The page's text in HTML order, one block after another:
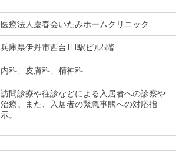
医療法人慶春会いたみホームクリニック
兵庫県伊丹市西台111駅ビル5階
内科、皮膚科、精神科
訪問診療や往診などによる入居者への診察や
治療。また、入居者の緊急事態への対応指
示。